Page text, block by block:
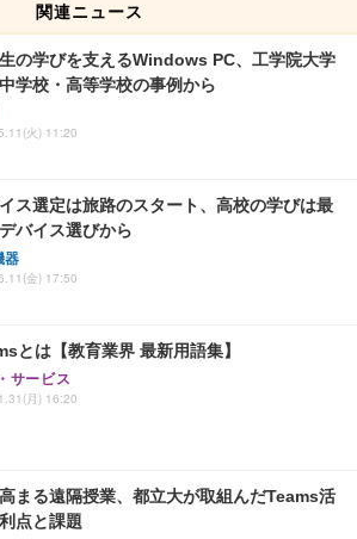
関連ニュース
の学びを支えるWindows PC、工学院大学
学校・高等学校の事例から
火) 11:20
ス選定は旅路のスタート、高校の学びは最
バイス選びから
器
金) 17:50
とは【教育業界 最新用語集】
サービス
月) 16:20
まる遠隔授業、都立大が取組んだTeams活
点と課題